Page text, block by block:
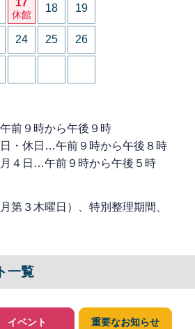
休館
18 19
24 25 26
前９時から午後９時
・休日…午前９時から午後８時
４日…午前９時から午後５時
第３木曜日）、特別整理期間、
一覧
イベント 重要なお知らせ